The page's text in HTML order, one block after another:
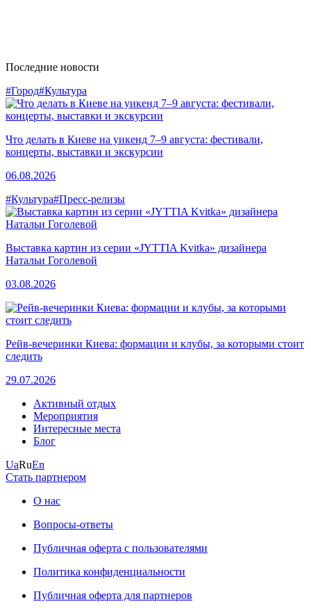
Последние новости
#Город#Культура
Что делать в Киеве на уикенд 7–9 августа: фестивали,
концерты, выставки и экскурсии
06.08.2026
#Культура#Пресс-релизы
Выставка картин из серии «JYTTIA Kvitka» дизайнера
Натальи Гоголевой
03.08.2026
Рейв-вечеринки Киева: формации и клубы, за которыми стоит
следить
29.07.2026
Активный отдых
Мероприятия
Интересные места
Блог
UaRuEn
Стать партнером
О нас
Вопросы-ответы
Публичная оферта с пользователями
Политика конфиденциальности
Публичная оферта для партнеров